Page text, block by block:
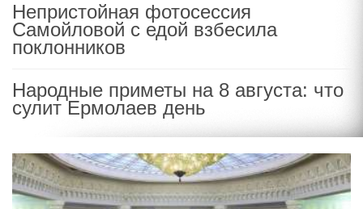
Непристойная фотосессия
Самойловой с едой взбесила
поклонников
Народные приметы на 8 августа: что
сулит Ермолаев день